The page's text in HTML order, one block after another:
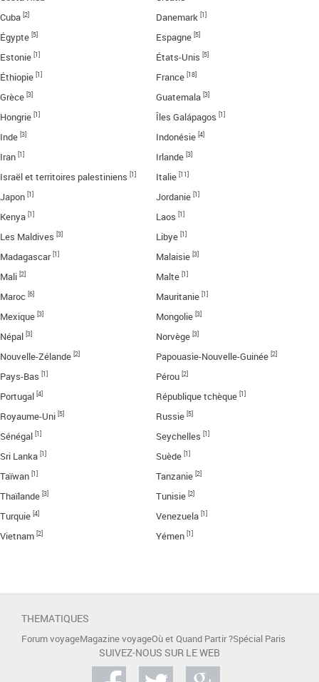
Cuba [2] Danemark [1]
Égypte [5] Espagne [5]
Estonie [1] États-Unis [5]
Éthiopie [1] France [18]
Grèce [3] Guatemala [3]
Hongrie [1] Îles Galápagos [1]
Inde [3] Indonésie [4]
Iran [1] Irlande [3]
Israël et territoires palestiniens [1] Italie [11]
Japon [1] Jordanie [1]
Kenya [1] Laos [1]
Les Maldives [3] Libye [1]
Madagascar [1] Malaisie [3]
Mali [2] Malte [1]
Maroc [6] Mauritanie [1]
Mexique [3] Mongolie [3]
Népal [3] Norvège [3]
Nouvelle-Zélande [2] Papouasie-Nouvelle-Guinée [2]
Pays-Bas [1] Pérou [2]
Portugal [4] République tchèque [1]
Royaume-Uni [5] Russie [5]
Sénégal [1] Seychelles [1]
Sri Lanka [1] Suède [1]
Taïwan [1] Tanzanie [2]
Thaïlande [3] Tunisie [2]
Turquie [4] Venezuela [1]
Vietnam [2] Yémen [1]
THEMATIQUES
Forum voyageMagazine voyageOù et Quand Partir ?Spécial Paris
SUIVEZ-NOUS SUR LE WEB